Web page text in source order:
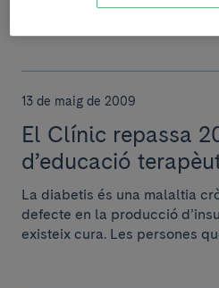
per produir una molècula
13 de maig de 2009
El Clínic repassa
d’educació
La diabetis és una malaltia
defecte en la producció
existeix cura. Les persones